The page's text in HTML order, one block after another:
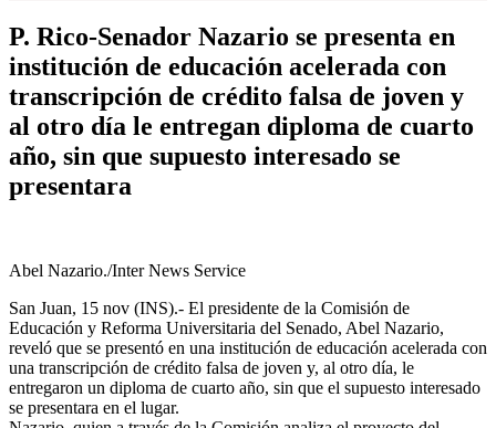
P. Rico-Senador Nazario se presenta en
institución de educación acelerada con
transcripción de crédito falsa de joven y
al otro día le entregan diploma de cuarto
año, sin que supuesto interesado se
presentara
Abel Nazario./Inter News Service
San Juan, 15 nov (INS).- El presidente de la Comisión de
Educación y Reforma Universitaria del Senado, Abel Nazario,
reveló que se presentó en una institución de educación acelerada con
una transcripción de crédito falsa de joven y, al otro día, le
entregaron un diploma de cuarto año, sin que el supuesto interesado
se presentara en el lugar.